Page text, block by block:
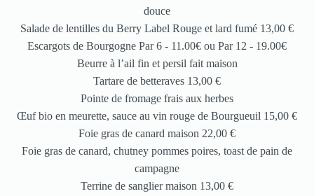
douce
Salade de lentilles du Berry Label Rouge et lard fumé 13,00 €
Escargots de Bourgogne Par 6 - 11.00€ ou Par 12 - 19.00€
Beurre à l’ail fin et persil fait maison
Tartare de betteraves 13,00 €
Pointe de fromage frais aux herbes
Œuf bio en meurette, sauce au vin rouge de Bourgueuil 15,00 €
Foie gras de canard maison 22,00 €
Foie gras de canard, chutney pommes poires, toast de pain de
campagne
Terrine de sanglier maison 13,00 €